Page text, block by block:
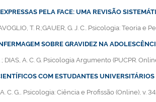
PELA FACE: UMA REVISÃO
T. R.;GAUER, G. J. C.. Psicologia: Teoria e
SOBRE GRAVIDEZ NA
; DIAS, A. C. G. Psicologia Argumento (PUCPR.
COM ESTUDANTES UNIVERSITÁRIOS
C. G… Psicologia: Ciência e Profissão (Online), v.